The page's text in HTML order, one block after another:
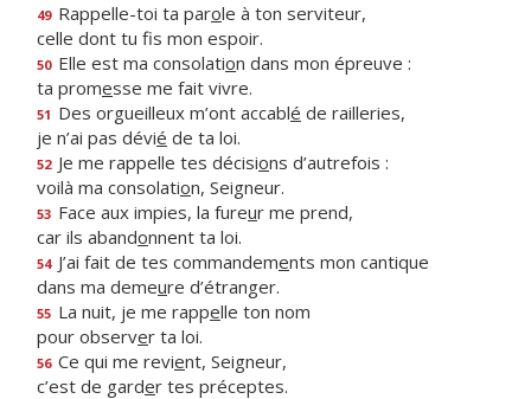
49 Rappelle-toi ta parole à ton serviteur,
celle dont tu fs mon espoir.
50 Elle est ma consolation dans mon épreuve :
ta promesse me fait vivre.
51 Des orgueilleux m’ont accablé de railleries,
je n’ai pas dévié de ta loi.
52 Je me rappelle tes décisions d’autrefois :
voilà ma consolation, Seigneur.
53 Face aux impies, la fureur me prend,
car ils abandonnent ta loi.
54 J’ai fait de tes commandements mon cantique
dans ma demeure d’étranger.
55 La nuit, je me rappelle ton nom
pour observer ta loi.
56 Ce qui me revient, Seigneur,
c’est de garder tes préceptes.